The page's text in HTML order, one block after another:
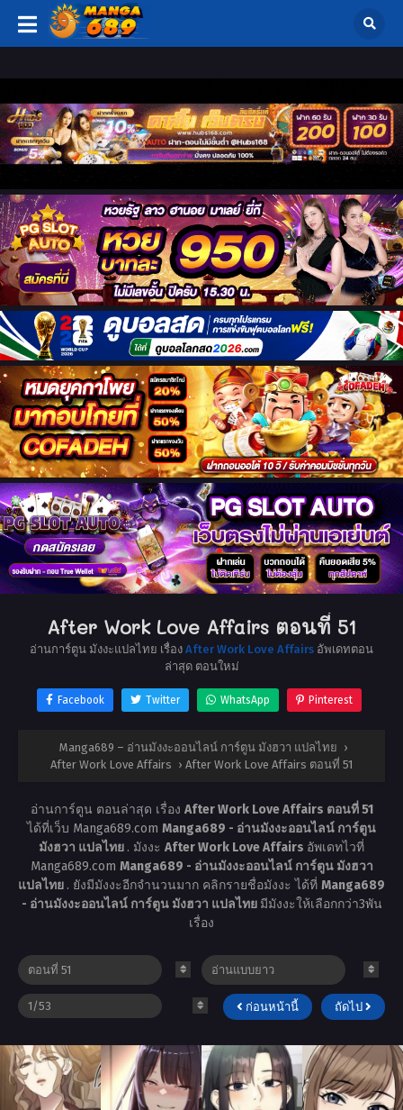
After Work Love Affairs ตอนที่ 51
อ่านการ์ตูน มังงะแปลไทย เรื่อง After Work Love Affairs อัพเดทตอน
ล่าสุด ตอนใหม่
Facebook Twitter WhatsApp Pinterest
Manga689 – อ่านมังงะออนไลน์ การ์ตูน มังฮวา แปลไทย ›
After Work Love Affairs › After Work Love Affairs ตอนที่ 51
อ่านการ์ตูน ตอนล่าสุด เรื่อง After Work Love Affairs ตอนที่ 51
ได้ที่เว็บ Manga689.com Manga689 - อ่านมังงะออนไลน์ การ์ตูน
มังฮวา แปลไทย . มังงะ After Work Love Affairs อัพเดทไวที่
Manga689.com Manga689 - อ่านมังงะออนไลน์ การ์ตูน มังฮวา
แปลไทย . ยังมีมังงะอีกจำนวนมาก คลิกรายชื่อมังงะ ได้ที่ Manga689
- อ่านมังงะออนไลน์ การ์ตูน มังฮวา แปลไทย มีมังงะให้เลือกกว่า3พัน
เรื่อง
ก่อนหน้านี้ ถัดไป